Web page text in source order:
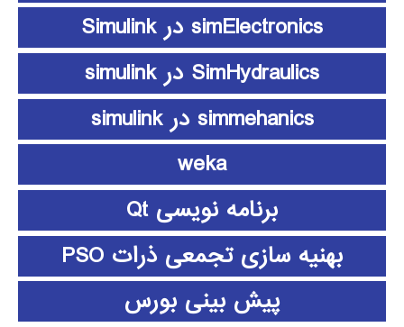
simElectronics در Simulink
SimHydraulics در simulink
simmehanics در simulink
weka
برنامه نویسی Qt
بهنیه سازی تجمعی ذرات PSO
پیش بینی بورس